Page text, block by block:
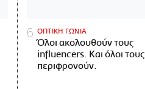
ΟΠΤΙΚΗ ΓΩΝΙΑ
Όλοι ακολουθούν τους
influencers. Και όλοι τους
περιφρονούν.